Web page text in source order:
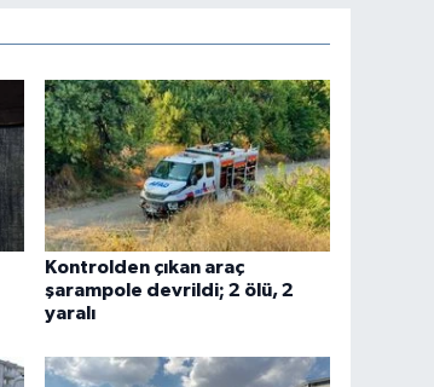
Kontrolden çıkan araç
şarampole devrildi; 2 ölü, 2
yaralı